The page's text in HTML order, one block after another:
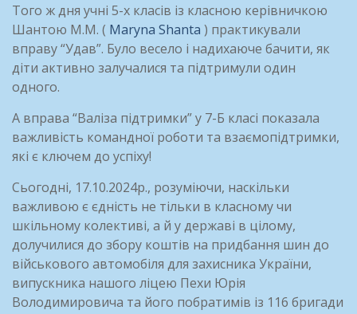
Того ж дня учні 5-х класів із класною керівничкою
Шантою М.М. ( Maryna Shanta ) практикували
вправу “Удав”. Було весело і надихаюче бачити, як
діти активно залучалися та підтримули один
одного.
А вправа “Валіза підтримки” у 7-Б класі показала
важливість командної роботи та взаємопідтримки,
які є ключем до успіху!
Сьогодні, 17.10.2024р., розуміючи, наскільки
важливою є єдність не тільки в класному чи
шкільному колективі, а й у державі в цілому,
долучилися до збору коштів на придбання шин до
військового автомобіля для захисника України,
випускника нашого ліцею Пехи Юрія
Володимировича та його побратимів із 116 бригади